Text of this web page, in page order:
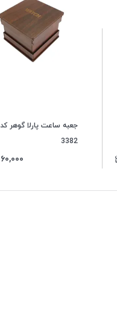
جعبه ساعت پارلا گوهر کد
3382
۶۰,۰۰۰